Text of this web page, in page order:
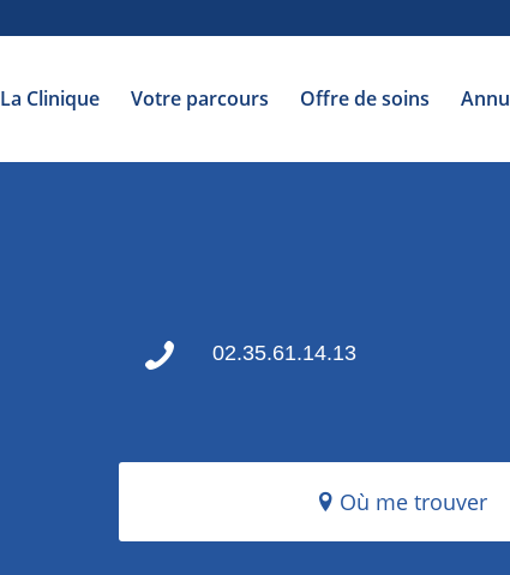
La Clinique Votre parcours Offre de soins
02.35.61.14.13
Où me trouver